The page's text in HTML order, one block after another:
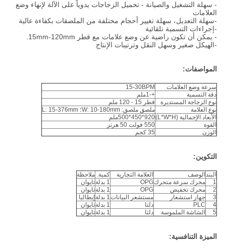
- سهلة التشغيل والصيانة - تحميل الزجاجات يدوياً على الآلة لإنهاء وضع
العلامات
-سهلة التعديل، سهلة تغيير أحجام مختلفة من الملصقات بكفاءة عالية
-إجراءات التسمية تلقائية
- يمكن أن تكون راضية عن وضع علامات مع قطر 15mm-120mm.
-الهيكل صغير وسهل النقل وترتيبات الإنتاج
المواصفات:
سرعة وضع العلامات
15-30BPM
دقة التسمية
+-1ملم
نوع الزجاجة المستديرة
قطر 15 - 120 ملم
نوع العلامة
ملصق ملصق: W: 10-180mm؛ L: 15-376mm
الأبعاد الإجمالية (L*W*H)
920*450*500ملم
القوة
550 فولت 50 هرتز
الوزن
35 كجم
التكوين:
البند الوصف العلامة التجارية كمية. ملاحظة
1
محرك سرعة متحركOPG 1 بدلة
تايوان
2
محرك تخفيض OPG 1 بدلة
تايوان
3
جهاز استشعار مستشعر البيانات1 بدلة
إيطاليا
4
PLC دلتا 1 بدلة
تايوان
5
الشاشة الملموسة دلتا 1 بدلة تايوان
الميزة التنافسية: